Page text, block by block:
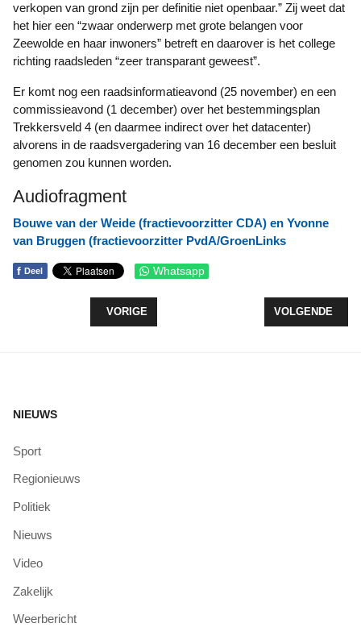
verkopen van grond zijn per definitie niet openbaar.” Zij weet dat
het hier een “zwaar onderwerp met grote belangen voor
Zeewolde en haar inwoners” betreft en daarover is het college
richting raadsleden “zeer transparant geweest”.
Er komt nog een raadsinformatieavond (25 november) en een
commissieavond (1 december) over het bestemmingsplan
Trekkersveld 4 (en daarmee indirect over het datacenter)
alvorens in de raadsvergadering van 16 december een besluit
genomen zou kunnen worden.
Audiofragment
Bouwe van der Weide (fractievoorzitter CDA) en Yvonne
van Bruggen (fractievoorzitter PvdA/GroenLinks
f Deel Whatsapp
VORIG ARTIKEL: CHRISTENUNIE TEGEN KOMST
VORIGE VOLGENDE
VOLGENDE
NIEUWS
Sport
Regionieuws
Politiek
Nieuws
Video
Zakelijk
Weerbericht